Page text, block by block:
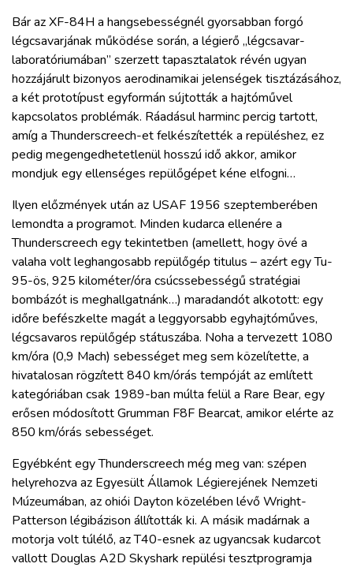
Bár az XF-84H a hangsebességnél gyorsabban forgó
légcsavarjának működése során, a légierő „légcsavar-
laboratóriumában” szerzett tapasztalatok révén ugyan
hozzájárult bizonyos aerodinamikai jelenségek tisztázásához,
a két prototípust egyformán sújtották a hajtóművel
kapcsolatos problémák. Ráadásul harminc percig tartott,
amíg a Thunderscreech-et felkészítették a repüléshez, ez
pedig megengedhetetlenül hosszú idő akkor, amikor
mondjuk egy ellenséges repülőgépet kéne elfogni…
Ilyen előzmények után az USAF 1956 szeptemberében
lemondta a programot. Minden kudarca ellenére a
Thunderscreech egy tekintetben (amellett, hogy övé a
valaha volt leghangosabb repülőgép titulus – azért egy Tu-
95-ös, 925 kilométer/óra csúcssebességű stratégiai
bombázót is meghallgatnánk…) maradandót alkotott: egy
időre befészkelte magát a leggyorsabb egyhajtóműves,
légcsavaros repülőgép státuszába. Noha a tervezett 1080
km/óra (0,9 Mach) sebességet meg sem közelítette, a
hivatalosan rögzített 840 km/órás tempóját az említett
kategóriában csak 1989-ban múlta felül a Rare Bear, egy
erősen módosított Grumman F8F Bearcat, amikor elérte az
850 km/órás sebességet.
Egyébként egy Thunderscreech még meg van: szépen
helyrehozva az Egyesült Államok Légierejének Nemzeti
Múzeumában, az ohiói Dayton közelében lévő Wright-
Patterson légibázison állították ki. A másik madárnak a
motorja volt túlélő, az T40-esnek az ugyancsak kudarcot
vallott Douglas A2D Skyshark repülési tesztprogramja